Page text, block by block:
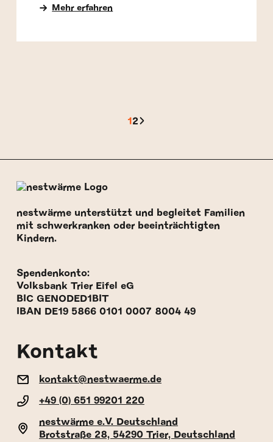
Mehr erfahren
Gehe zur Seite
1Gehe zur Seite
2
Seite
nestwärme unterstützt und begleitet Familien
mit schwerkranken oder beeinträchtigten
Kindern.
Spendenkonto:
Volksbank Trier Eifel eG
BIC GENODED1BIT
IBAN DE19 5866 0101 0007 8004 49
Kontakt
kontakt@nestwaerme.de
+49 (0) 651 99201 220
nestwärme e.V. Deutschland
Brotstraße 28, 54290 Trier, Deutschland